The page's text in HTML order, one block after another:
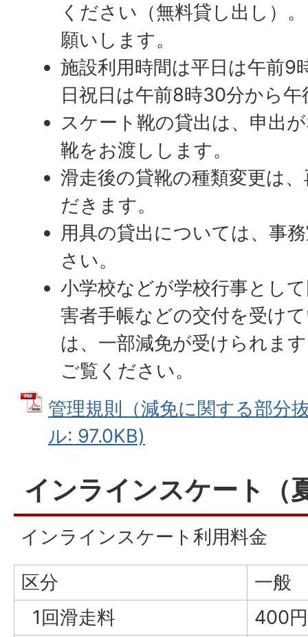
ください（無料貸し出し）
願いします。
施設利用時間は平日は午前9
日祝日は午前8時30分から
スケート靴の貸出は、申出
靴をお渡しします。
滑走後の貸靴の種類変更は
だきます。
用具の貸出については、事
さい。
小学校などが学校行事とし
害者手帳などの交付を受け
は、一部減免が受けられま
ご覧ください。
管理規則（減免に関する部分
ル: 97.0KB)
インラインスケート（
インラインスケート利用料金
区分
一般
1回滑走料
400円